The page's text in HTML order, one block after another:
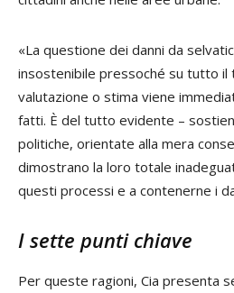
«La questione dei danni da
insostenibile pressoché su tutto il
valutazione o stima viene
fatti. È del tutto evidente –
politiche, orientate alla mera
dimostrano la loro totale
questi processi e a contenerne i
I sette punti chiave
Per queste ragioni, Cia presenta